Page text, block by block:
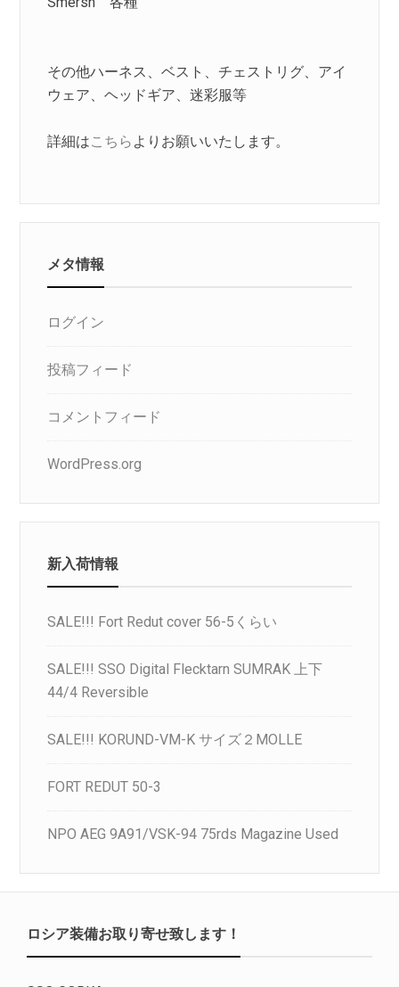
その他ハーネス、ベスト、チェストリグ、アイ
ウェア、ヘッドギア、迷彩服等
詳細はこちら よりお願いいたします。
メタ情報
ログイン
投稿フィード
コメントフィード
WordPress.org
新入荷情報
SALE!!! Fort Redut cover 56-5くらい
SALE!!! SSO Digital Flecktarn SUMRAK 上下
44/4 Reversible
SALE!!! KORUND-VM-K サイズ２MOLLE
FORT REDUT 50-3
NPO AEG 9A91/VSK-94 75rds Magazine Used
ロシア装備お取り寄せ致します！